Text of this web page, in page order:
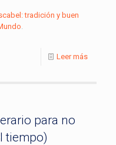
tradición y buen
.
Leer más
para no
tiempo)